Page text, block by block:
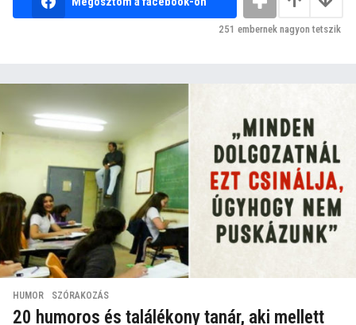
251 embernek nagyon tetszik
HUMOR ,SZÓRAKOZÁS
20 humoros és találékony tanár, aki mellett